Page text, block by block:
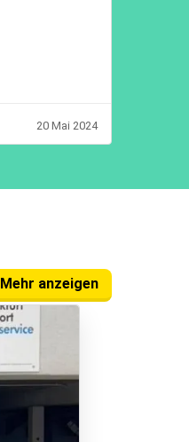
20 Mai 2024
Mehr anzeigen